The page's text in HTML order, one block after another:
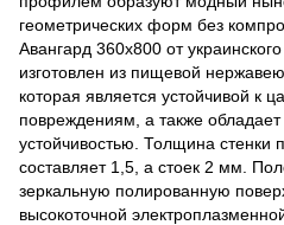
геометрических форм без
Авангард 360х800 от
изготовлен из пищевой
которая является устойчивой к
повреждениям, а также
устойчивостью. Толщина стенки
составляет 1,5, а стоек 2 мм.
зеркальную полированную
высокоточной